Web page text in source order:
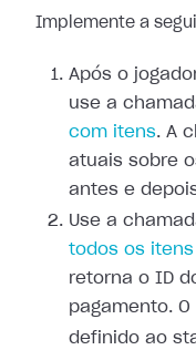
Implemente a
Após o
use a
com itens. A
atuais sobre
antes e
Use a
todos os
retorna o ID
pagamento.
definido ao